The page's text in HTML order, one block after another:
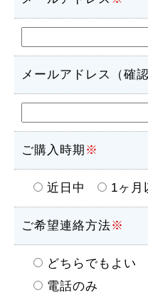
メールアドレス（確認
ご購入時期 ※
近日中 1ヶ月
ご希望連絡方法※
どちらでもよい
電話のみ